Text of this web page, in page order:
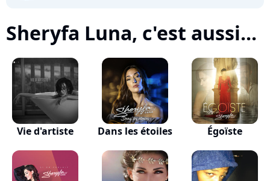
Sheryfa Luna, c'est aussi...
Vie d'artiste Dans les étoiles Égoïste